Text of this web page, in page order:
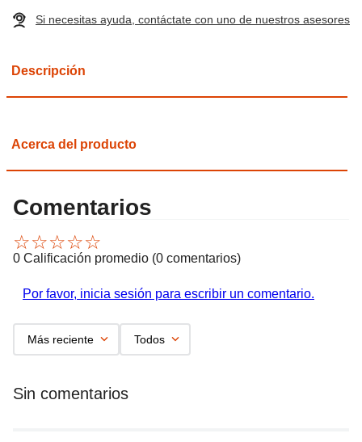
Si necesitas ayuda, contáctate con uno de nuestros asesores
Descripción
Acerca del producto
Comentarios
☆☆☆☆☆
0 Calificación promedio (0 comentarios)
Por favor, inicia sesión para escribir un comentario.
Más reciente Todos